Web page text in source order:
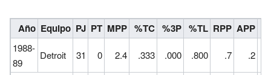
Año Equipo PJ PT MPP %TC %3P %TL RPP APP
1988-
89
Detroit 31 0 2.4 .333 .000 .800 .7 .2